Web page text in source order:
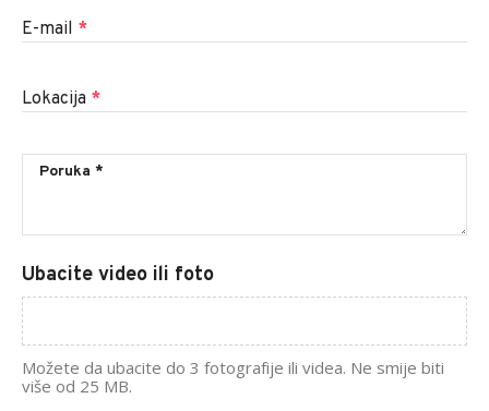
E-mail *
Lokacija *
Ubacite video ili foto
Možete da ubacite do 3 fotografije ili videa. Ne smije biti
više od 25 MB.